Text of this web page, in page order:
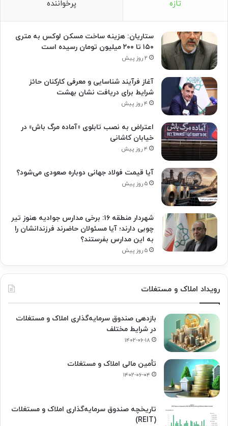
تازه پرخواننده
ستاریان: هزینه ساخت مسکن لوکس به متری
۱۵۰ تا ۲۰۰ میلیون تومان رسیده است
۲ روز پیش
آغاز فرآیند شناسایی و معرفی کارکنان حائز
شرایط برای دریافت نشان بهشت
۴ روز پیش
اعتراض به نصب تابلوی «آماده مرگ باش» در
خیابان کاشانی
۴ روز پیش
آیا قیمت فولاد جهانی دوباره صعودی می‌شود؟
۵ روز پیش
شهردار منطقه ۱۶: برخی مدارس جوادیه هنوز تیر
چوبی دارند؛ آیا مسئولان حاضرند فرزندانشان را
به این مدارس بفرستند؟
۵ روز پیش
رویداد املاک و مستغلات
بازدهی صندوق سرمایه‌گذاری املاک و مستغلات
در شرایط مختلف
۱۴۰۲-۰۶-۱۸
تأمین مالی املاک و مستغلات
۱۴۰۲-۰۶-۰۴
تاریخچه صندوق سرمایه‌گذاری املاک و مستغلات
(REIT)